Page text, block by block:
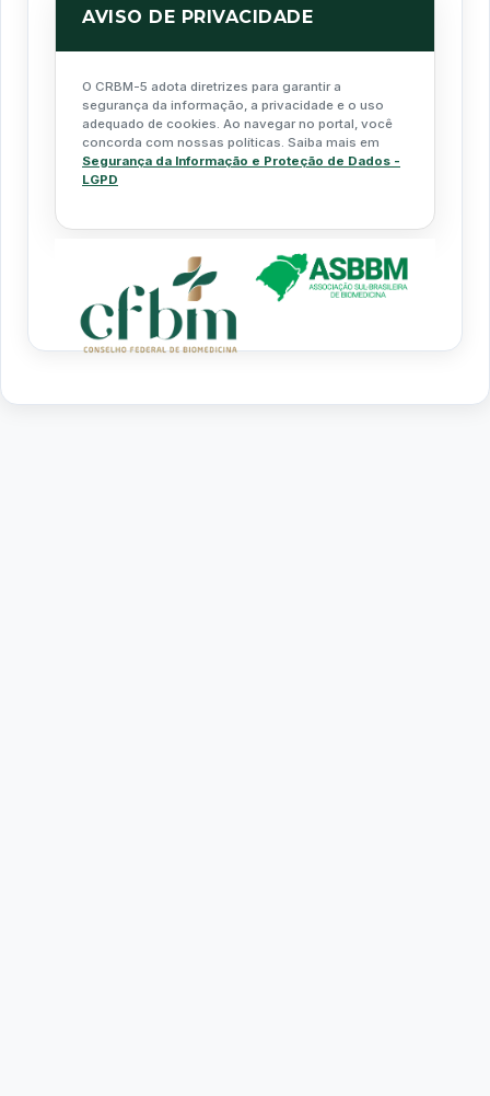
AVISO DE PRIVACIDADE
O CRBM-5 adota diretrizes para garantir a
segurança da informação, a privacidade e o uso
adequado de cookies. Ao navegar no portal, você
concorda com nossas políticas. Saiba mais em
Segurança da Informação e Proteção de Dados -
LGPD